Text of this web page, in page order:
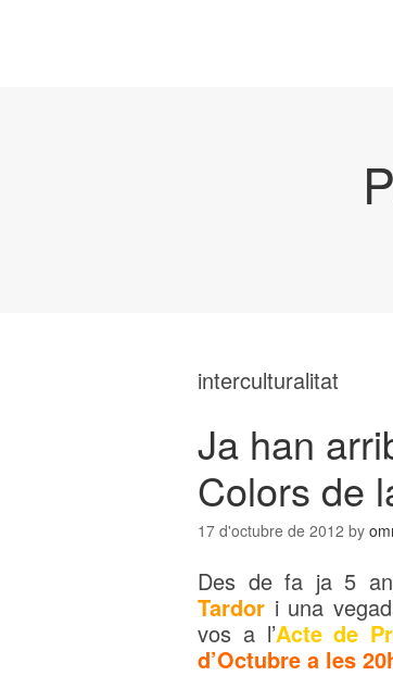
interculturalitat
Ja han
Colors de
17 d'octubre de 2012 by
Des de fa ja 5
Tardor i una
vos a l’Acte de
d’Octubre a les